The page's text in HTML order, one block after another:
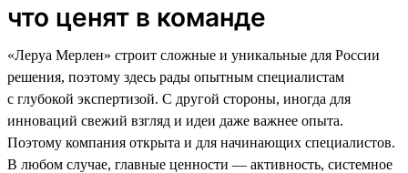
что ценят в команде
«Леруа Мерлен» строит сложные и уникальные для России
решения, поэтому здесь рады опытным специалистам
с глубокой экспертизой. С другой стороны, иногда для
инноваций свежий взгляд и идеи даже важнее опыта.
Поэтому компания открыта и для начинающих специалистов.
В любом случае, главные ценности — активность, системное